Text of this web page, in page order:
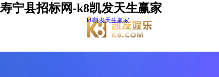
寿宁县招标网-k8凯发天生赢家
k8凯发天生赢家